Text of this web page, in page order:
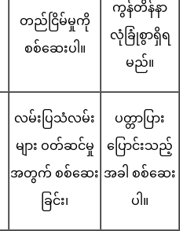
တည်ငြိမ်မှုကို
စစ်ဆေးပါ။
ကွန်တိန်နာ
လုံခြုံစွာရှိရ
မည်။
လမ်းပြသံလမ်း
များ ဝတ်ဆင်မှု
အတွက် စစ်ဆေး
ခြင်း၊
ပတ္တာပြား
ပြောင်းသည့်
အခါ စစ်ဆေး
ပါ။